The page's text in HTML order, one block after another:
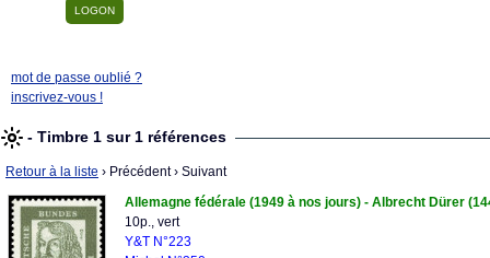
mot de passe oublié ?
inscrivez-vous !
- Timbre 1 sur 1 références
Retour à la liste › Précédent› Suivant
Allemagne fédérale (1949 à nos jours) - Albrecht Dürer
10p., vert
Y&T N°223